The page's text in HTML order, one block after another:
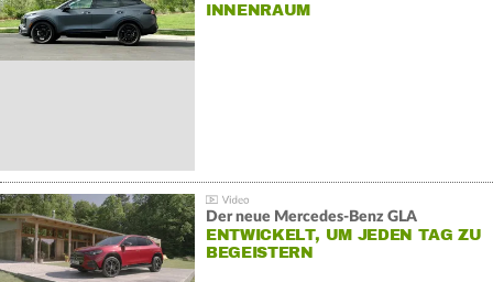
INNENRAUM
Der neue Mercedes-Benz GLA
ENTWICKELT, UM JEDEN TAG ZU
BEGEISTERN